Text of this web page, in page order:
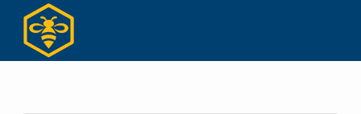
Hoppa
innehållet